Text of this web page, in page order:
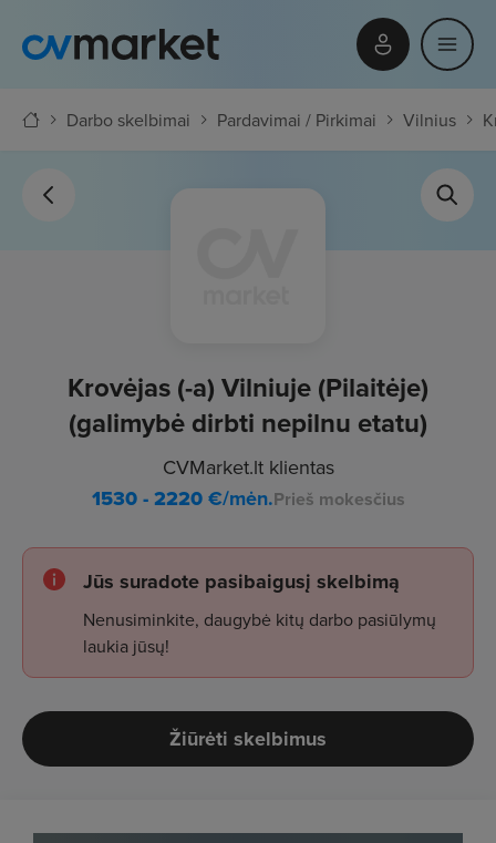
Darbo skelbimai Pardavimai / Pirkimai Vilnius
Krovėjas (-a) Vilniuje (Pilaitėje)
(galimybė dirbti nepilnu etatu)
CVMarket.lt klientas
1530 - 2220€/mėn.Prieš mokesčius
Jūs suradote pasibaigusį skelbimą
Nenusiminkite, daugybė kitų darbo pasiūlymų
laukia jūsų!
Žiūrėti skelbimus